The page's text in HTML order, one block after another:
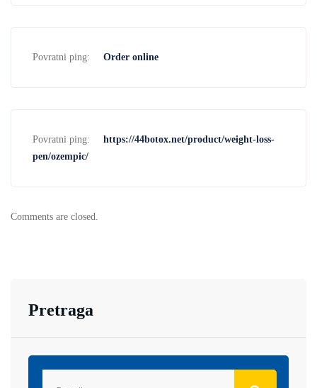
Povratni ping: Order online
Povratni ping:
https://44botox.net/product/weight-loss-
pen/ozempic/
Comments are closed.
Pretraga